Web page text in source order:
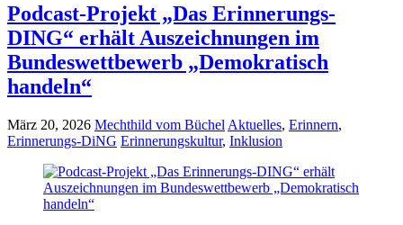
Podcast-Projekt „Das Erinnerungs-
DING“ erhält Auszeichnungen im
Bundeswettbewerb „Demokratisch
handeln“
März 20, 2026 Mechthild vom Büchel Aktuelles, Erinnern,
Erinnerungs-DiNG Erinnerungskultur, Inklusion